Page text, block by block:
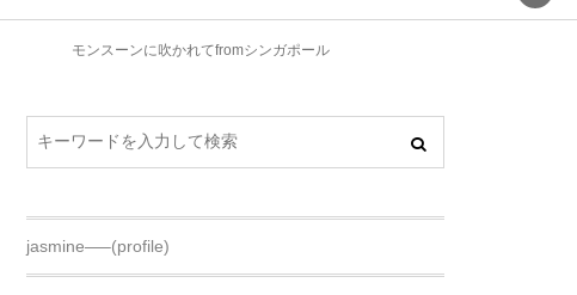
モンスーンに吹かれてfromシンガポール
jasmine—–(profile)